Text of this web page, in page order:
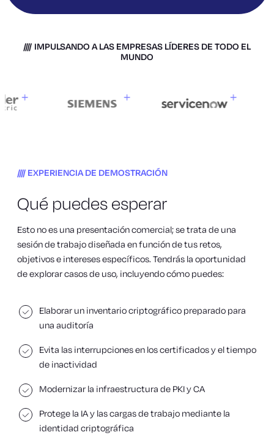
IMPULSANDO A LAS EMPRESAS LÍDERES DE TODO EL
MUNDO
EXPERIENCIA DE DEMOSTRACIÓN
Qué puedes esperar
Esto no es una presentación comercial; se trata de una
sesión de trabajo diseñada en función de tus retos,
objetivos e intereses específicos. Tendrás la oportunidad
de explorar casos de uso, incluyendo cómo puedes:
Elaborar un inventario criptográfico preparado para
una auditoría
Evita las interrupciones en los certificados y el tiempo
de inactividad
Modernizar la infraestructura de PKI y CA
Protege la IA y las cargas de trabajo mediante la
identidad criptográfica